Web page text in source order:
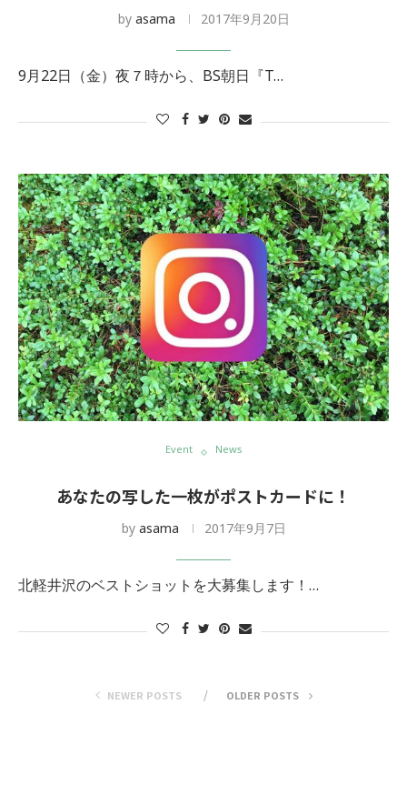
byasama 2017年9月20日
9月22日（金）夜７時から、BS朝日『T…
Event News
あなたの写した一枚がポストカードに！
byasama 2017年9月7日
北軽井沢のベストショットを大募集します！…
NEWER POSTS OLDER POSTS